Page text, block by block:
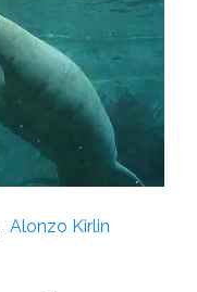
Alonzo Kirlin